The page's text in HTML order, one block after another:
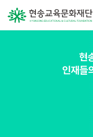
현
현
인재들
현
인재